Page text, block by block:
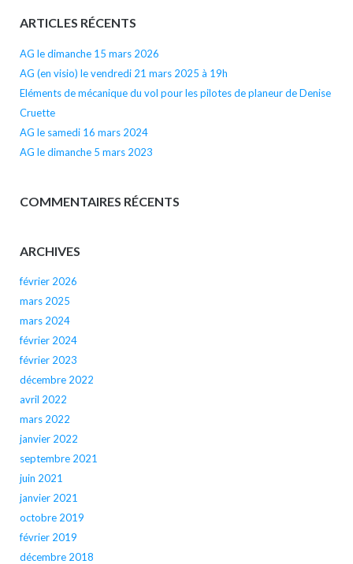
ARTICLES RÉCENTS
AG le dimanche 15 mars 2026
AG (en visio) le vendredi 21 mars 2025 à 19h
Eléments de mécanique du vol pour les pilotes de planeur de Denise
Cruette
AG le samedi 16 mars 2024
AG le dimanche 5 mars 2023
COMMENTAIRES RÉCENTS
ARCHIVES
février 2026
mars 2025
mars 2024
février 2024
février 2023
décembre 2022
avril 2022
mars 2022
janvier 2022
septembre 2021
juin 2021
janvier 2021
octobre 2019
février 2019
décembre 2018